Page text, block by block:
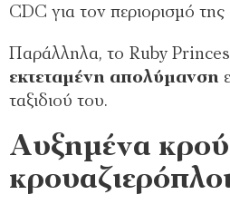
CDC για τον περιορισμό
Παράλληλα, το Ruby
εκτεταμένη απολύμανση
ταξιδιού του.
Αυξημένα